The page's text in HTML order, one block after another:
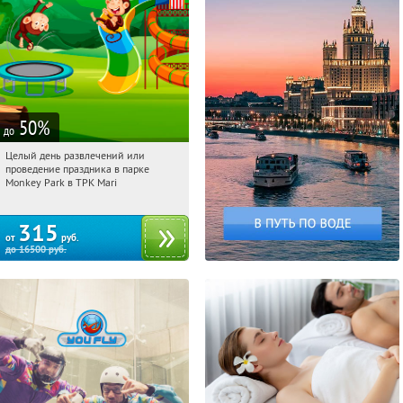
до 50%
05:02:23 Купили:
Братиславская
Целый день развлечений или
проведение праздника в парке
Monkey Park в ТРК Mari
от 315 руб.
до16500руб.